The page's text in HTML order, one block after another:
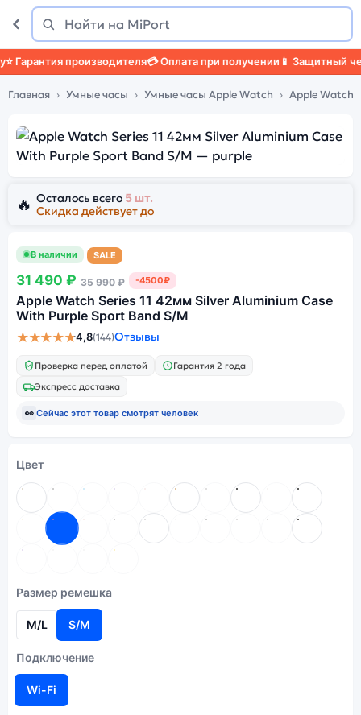
Поиск
Найти
производителя💳 Оплата при получении📱 Защитный чехол
Главная Умные часы Умные часы Apple Watch Apple Watch
🔥 Осталось всего 5 шт.
Скидка действует до
В наличии SALE
31 490 ₽ 35 990 ₽ -4500₽
Apple Watch Series 11 42мм Silver Aluminium Case
With Purple Sport Band S/M
★★★★★4,8(144)Отзывы
Проверка перед оплатой
Гарантия 2 года
Экспресс доставка
👀 Сейчас этот товар смотрят человек
Цвет
Размер ремешка
M/L S/M
Подключение
Wi-Fi